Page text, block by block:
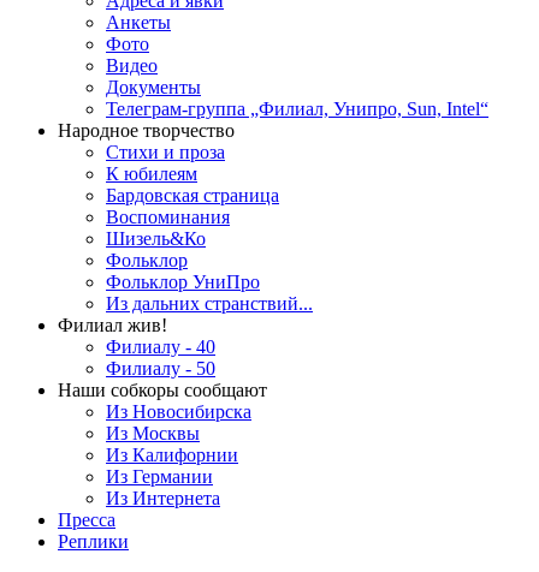
Анкеты
Фото
Видео
Документы
Телеграм-группа „Филиал, Унипро, Sun, Intel“
Народное творчество
Стихи и проза
К юбилеям
Бардовская страница
Воспоминания
Шизель&Ко
Фольклор
Фольклор УниПро
Из дальних странствий...
Филиал жив!
Филиалу - 40
Филиалу - 50
Наши собкоры сообщают
Из Новосибирска
Из Москвы
Из Калифорнии
Из Германии
Из Интернета
Пресса
Реплики